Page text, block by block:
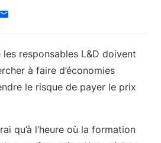
responsables L&D doivent
à faire d’économies
le risque de payer le prix
qu’à l’heure où la formation